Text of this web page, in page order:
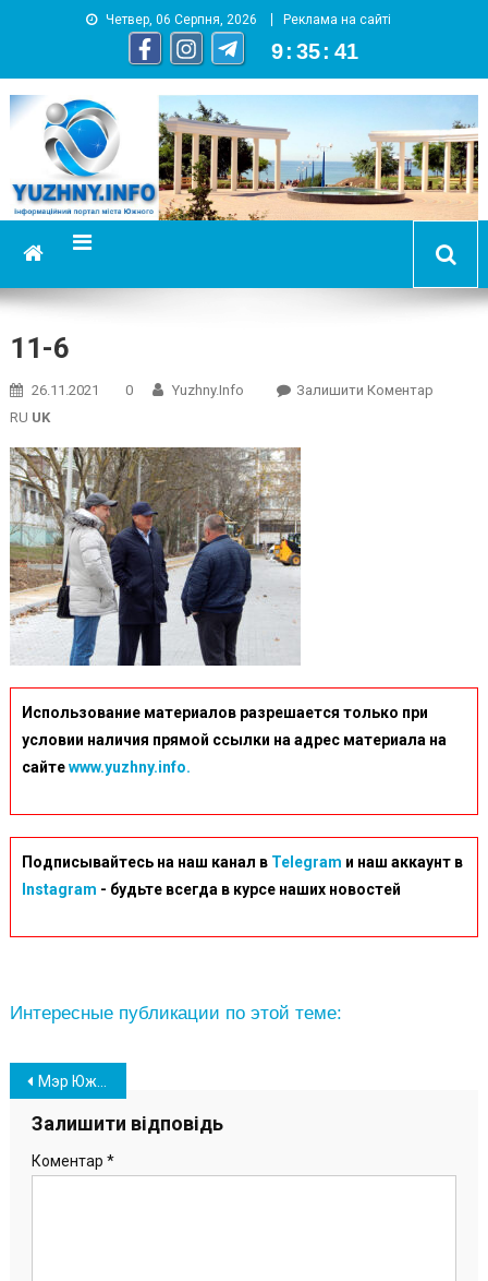
Четвер, 06 Серпня, 2026 Реклама на сайті
9 : 35 : 42
YUZHNY.INFO
информационный портал города Южный
11-6
26.11.2021 0 Yuzhny.info Залишити КоментарOn
RU UK
Использование материалов разрешается только при
условии наличия прямой ссылки на адрес материала на
сайтеwww.yuzhny.info.
Подписывайтесь на наш канал в Telegram и наш аккаунт в
Instagram - будьте всегда в курсе наших новостей
Интересные публикации по этой теме:
Навігація
записів
Мэр Южного проинспектировал строительные объекты города (фото)
Залишити відповідь
Коментар *